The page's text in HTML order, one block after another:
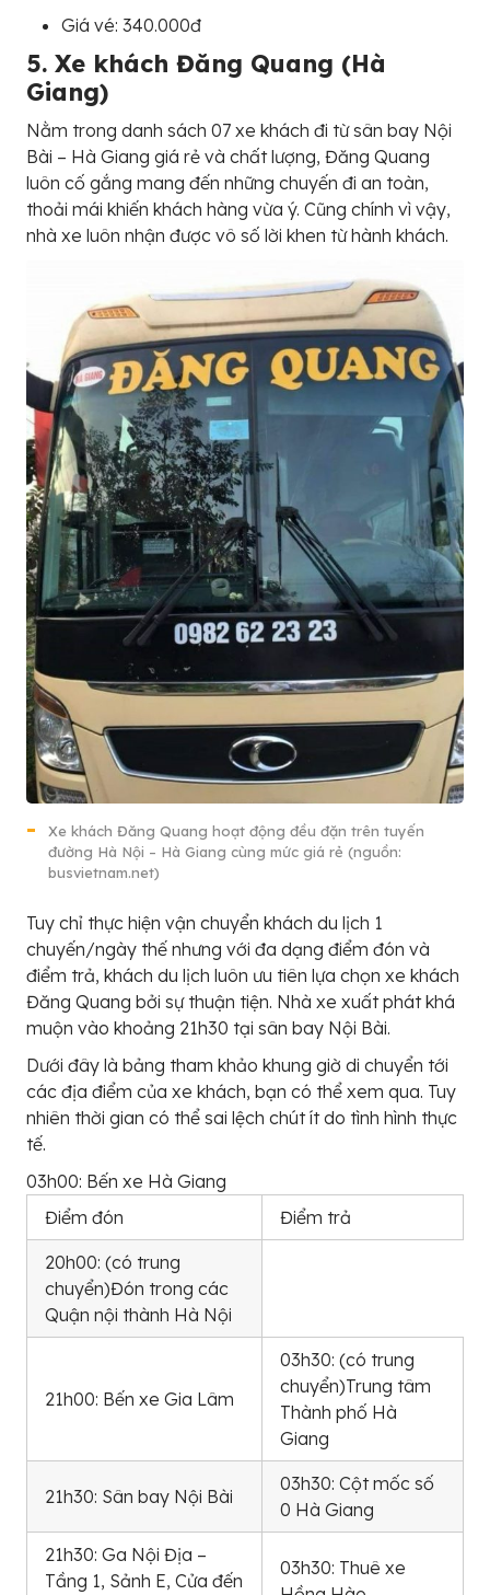
Giá vé: 340.000đ
5. Xe khách Đăng Quang (Hà
Giang)
Nằm trong danh sách 07 xe khách đi từ sân bay Nội
Bài – Hà Giang giá rẻ và chất lượng, Đăng Quang
luôn cố gắng mang đến những chuyến đi an toàn,
thoải mái khiến khách hàng vừa ý. Cũng chính vì vậy,
nhà xe luôn nhận được vô số lời khen từ hành khách.
Xe khách Đăng Quang hoạt động đều đặn trên tuyến
đường Hà Nội – Hà Giang cùng mức giá rẻ (nguồn:
busvietnam.net)
Tuy chỉ thực hiện vận chuyển khách du lịch 1
chuyến/ngày thế nhưng với đa dạng điểm đón và
điểm trả, khách du lịch luôn ưu tiên lựa chọn xe khách
Đăng Quang bởi sự thuận tiện. Nhà xe xuất phát khá
muộn vào khoảng 21h30 tại sân bay Nội Bài.
Dưới đây là bảng tham khảo khung giờ di chuyển tới
các địa điểm của xe khách, bạn có thể xem qua. Tuy
nhiên thời gian có thể sai lệch chút ít do tình hình thực
tế.
03h00: Bến xe Hà Giang
Điểm đón
Điểm trả
20h00: (có trung
chuyển)Đón trong các
Quận nội thành Hà Nội
21h00: Bến xe Gia Lâm
03h30: (có trung
chuyển)Trung tâm
Thành phố Hà
Giang
21h30: Sân bay Nội Bài
03h30: Cột mốc số
0 Hà Giang
21h30: Ga Nội Địa –
Tầng 1, Sảnh E, Cửa đến
03h30: Thuê xe